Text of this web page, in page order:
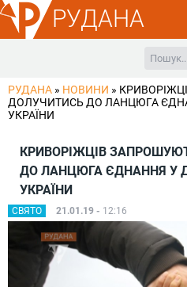
РУДАНА
РУДАНА » НОВИНИ »
ДОЛУЧИТИСЬ ДО ЛАНЦЮГА
УКРАЇНИ
КРИВОРІЖЦІВ
ДО ЛАНЦЮГА ЄДНАННЯ У
УКРАЇНИ
СВЯТО 21.01.19 - 12:16